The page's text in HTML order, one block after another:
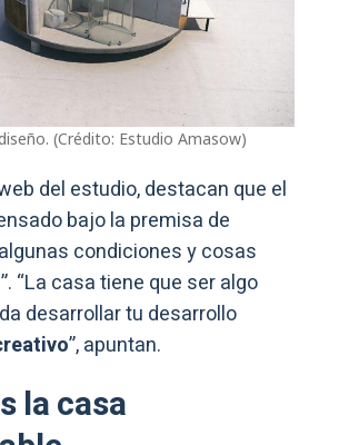
(Crédito: Estudio Amasow)
del estudio, destacan que el
bajo la premisa de
condiciones y cosas
“La casa tiene que ser algo
desarrollar tu desarrollo
”, apuntan.
la casa